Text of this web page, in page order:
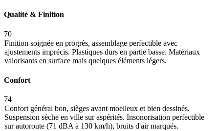
Qualité & Finition
70
Finition soignée en progrès, assemblage perfectible avec
ajustements imprécis. Plastiques durs en partie basse. Matériaux
valorisants en surface mais quelques éléments légers.
Confort
74
Confort général bon, sièges avant moelleux et bien dessinés.
Suspension sèche en ville sur aspérités. Insonorisation perfectible
sur autoroute (71 dBA à 130 km/h), bruits d'air marqués.